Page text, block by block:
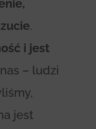
.
i jest
– ludzi
jest